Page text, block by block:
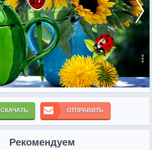
СКАЧАТЬ ОТПРАВИТЬ
Рекомендуем